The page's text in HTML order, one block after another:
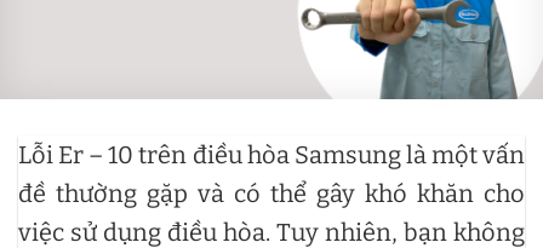
Lỗi Er – 10 trên điều hòa Samsung là một vấn
đề thường gặp và có thể gây khó khăn cho
việc sử dụng điều hòa. Tuy nhiên, bạn không